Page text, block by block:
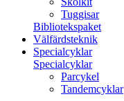
Tuggisar
Bibliotekspaket
Välfärdsteknik
Specialcyklar
Specialcyklar
Parcykel
Tandemcyklar